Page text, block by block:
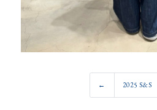
← 2025 S&S